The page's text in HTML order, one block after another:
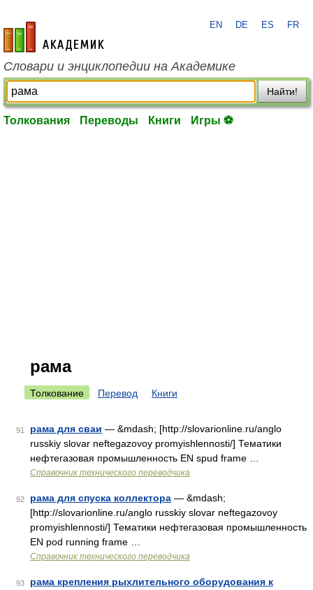
academic.ru
EN DE ES FR
Словари и энциклопедии на Академике
Найти!
Толкования Переводы Книги Игры ⚽
рама
Толкование Перевод Книги
91 рама для сваи — &mdash; [http://slovarionline.ru/anglo
russkiy slovar neftegazovoy promyishlennosti/] Тематики
нефтегазовая промышленность EN spud frame …
Справочник технического переводчика
92 рама для спуска коллектора — &mdash;
[http://slovarionline.ru/anglo russkiy slovar neftegazovoy
promyishlennosti/] Тематики нефтегазовая промышленность
EN pod running frame …
Справочник технического переводчика
93
рама крепления рыхлительного оборудования к